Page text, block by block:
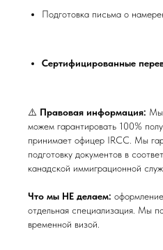
Подготовка письма о
Сертифицированные
⚠️ Правовая информация: Мы
можем гарантировать 100%
принимает офицер IRCC. Мы
подготовку документов в
канадской иммиграционной
Что мы НЕ делаем:
отдельная специализация. Мы
временной визой.